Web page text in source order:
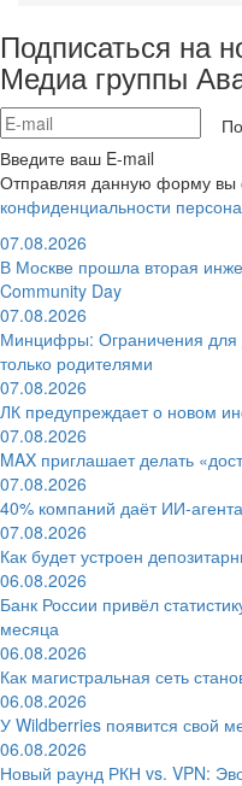
Подписаться на
Медиа группы
Введите ваш E-mail
Отправляя данную форму вы
конфиденциальности
07.08.2026
В Москве прошла вторая
Community Day
07.08.2026
Минцифры: Ограничения для
только родителями
07.08.2026
ЛК предупреждает о новом
07.08.2026
MAX приглашает делать
07.08.2026
40% компаний даёт
07.08.2026
Как будет устроен
06.08.2026
Банк России привёл
месяца
06.08.2026
Как магистральная сеть
06.08.2026
У Wildberries появится свой
06.08.2026
Новый раунд РКН vs. VPN: